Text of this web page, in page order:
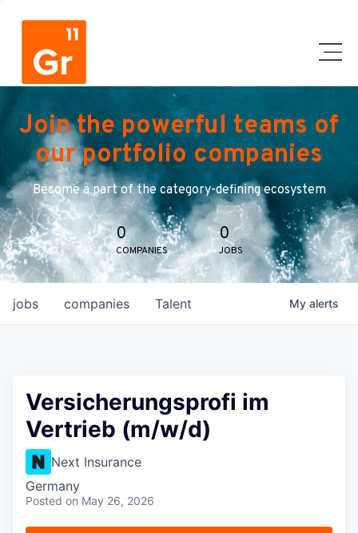
Join the powerful teams of
our portfolio companies
Become a part of the category-defining ecosystem
0
COMPANIES
0
JOBS
jobs companies Talent My alerts
Versicherungsprofi im
Vertrieb (m/w/d)
Next Insurance
Germany
Posted on May 26, 2026